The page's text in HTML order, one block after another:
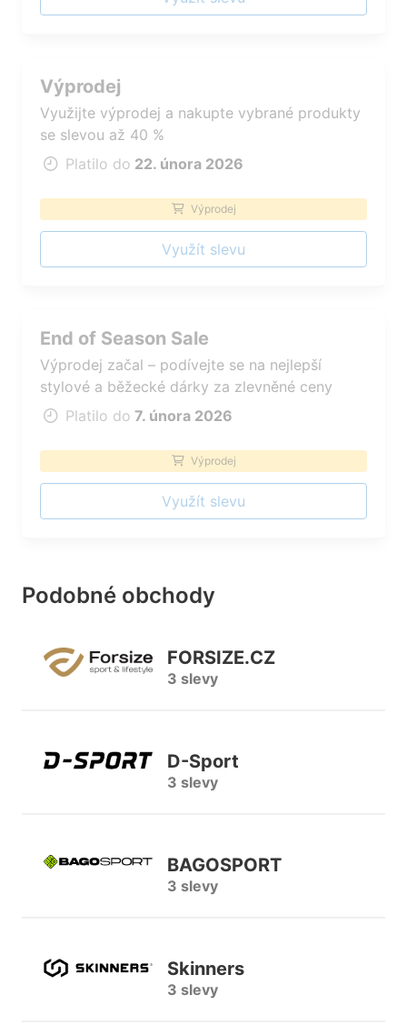
Výprodej
Využijte výprodej a nakupte vybrané produkty
se slevou až 40 %
Platilo do 22. února 2026
Výprodej
Využít slevu
End of Season Sale
Výprodej začal – podívejte se na nejlepší
stylové a běžecké dárky za zlevněné ceny
Platilo do 7. února 2026
Výprodej
Využít slevu
Podobné obchody
FORSIZE.CZ
3 slevy
D-Sport
3 slevy
BAGOSPORT
3 slevy
Skinners
3 slevy